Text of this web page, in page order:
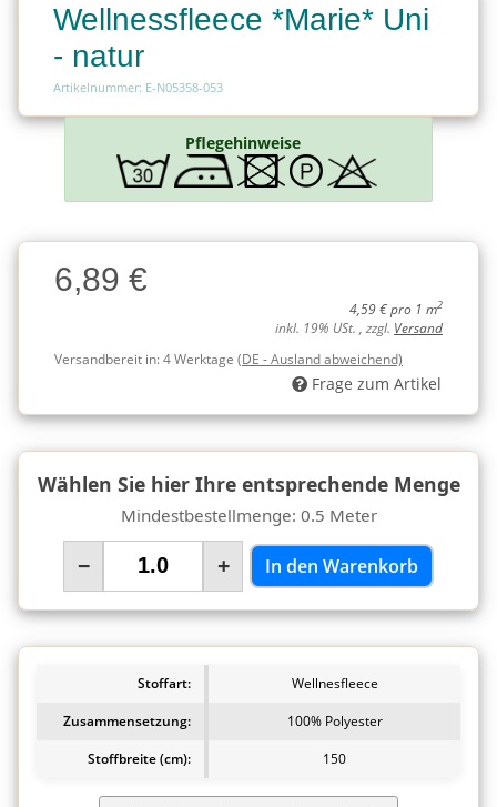
Wellnessfleece *Marie* Uni
- natur
Artikelnummer: E-N05358-053
Pflegehinweise
Charge
Charge6,89 €
4,59 € pro 1 m2
inkl. 19% USt. , zzgl. Versand
Versandbereit in:4 Werktage (DE - Ausland abweichend)
Frage zum Artikel
Wählen Sie hier Ihre entsprechende Menge
Mindestbestellmenge: 0.5 Meter
− + In den Warenkorb
Stoffart:
Wellnesfleece
Zusammensetzung:
100% Polyester
Stoffbreite (cm):
150